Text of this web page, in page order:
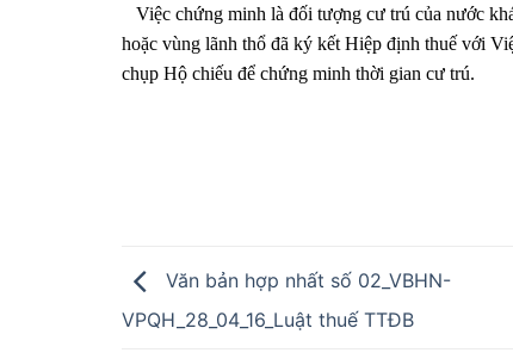
Việc chứng minh là đối tượng cư trú của nước
hoặc vùng lãnh thổ đã ký kết Hiệp định thuế với
chụp Hộ chiếu để chứng minh thời gian cư trú.
Văn bản hợp nhất số 02_VBHN-
VPQH_28_04_16_Luật thuế TTĐB